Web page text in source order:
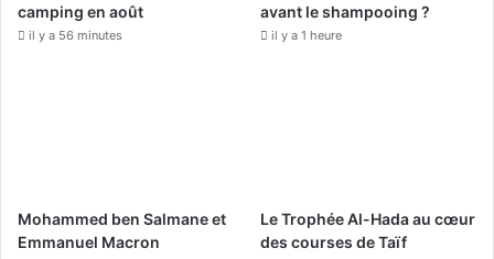
m
camping en août
il y a 56 minutes
avant le shampooing ?
il y a 1 heure
Mohammed ben Salmane et
Emmanuel Macron
Le Trophée Al-Hada au cœur
des courses de Taïf